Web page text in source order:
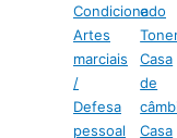
Condicionado
Artes
marciais
/
Defesa
pessoal
e
Casa
de
Casa